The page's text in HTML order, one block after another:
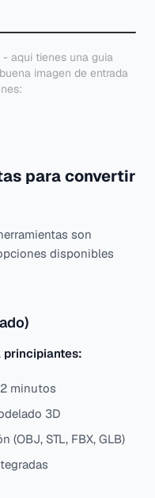
aqui tienes una guia
imagen de entrada
para convertir
son
disponibles
principiantes:
minutos
3D
STL, FBX, GLB)